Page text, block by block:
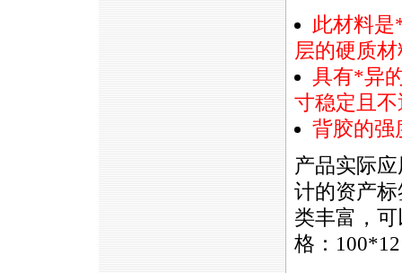
此材料是
层的硬质材
具有*异
寸稳定且
背胶的强
产品实际
计的资产
类丰富，
格：